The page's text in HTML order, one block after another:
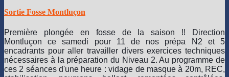
Sortie Fosse Montluçon
Première plongée en fosse de la saison !! Direction
Montluçon ce samedi pour 11 de nos prépa N2 et 5
encadrants pour aller travailler divers exercices techniques
nécessaires à la préparation du Niveau 2. Au programme de
ces 2 séances d'une heure : vidage de masque à 20m, REC,